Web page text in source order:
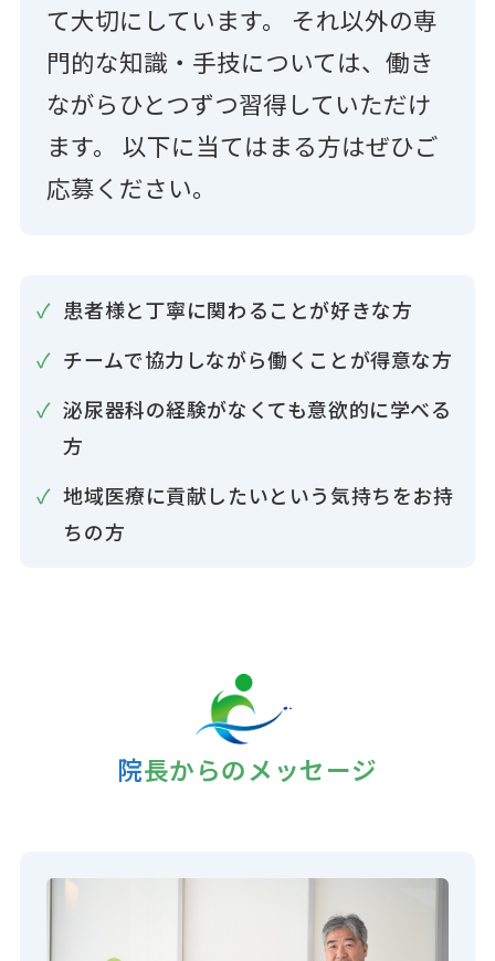
て大切にしています。 それ以外の専
門的な知識・手技については、働き
ながらひとつずつ習得していただけ
ます。 以下に当てはまる方はぜひご
応募ください。
患者様と丁寧に関わることが好きな方
チームで協力しながら働くことが得意な方
泌尿器科の経験がなくても意欲的に学べる
方
地域医療に貢献したいという気持ちをお持
ちの方
院長からのメッセージ